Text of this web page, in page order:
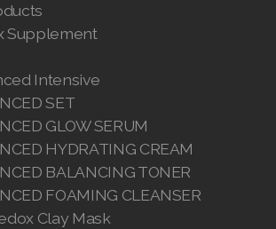
Supplement
Intensive
SET
GLOW SERUM
HYDRATING CREAM
BALANCING TONER
FOAMING CLEANSER
Clay Mask
(English)
(English)
(Português)
(Română)